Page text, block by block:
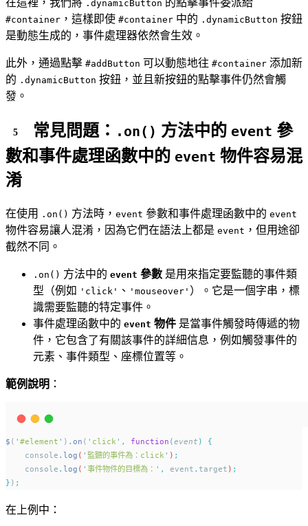
在這裡，我們將 .dynamicButton 的點擊事件委派給
#container ，這樣即使 #container 中的 .dynamicButton 按鈕
是動態生成的，事件處理器依然會生效。
此外，通過點擊 #addButton 可以動態地往 #container 添加新
的 .dynamicButton 按鈕，並且新按鈕的點擊事件仍然會觸
發。
常見問題： .on() 方法中的 event 參
數和事件處理函數中的 event 物件容易混
淆
在使用 .on() 方法時， event 參數和事件處理函數中的 event
物件容易讓人混淆，因為它們在語法上都是 event ，但用途卻
截然不同。
.on() 方法中的 event 參數 是用來指定要監聽的事件類
型（例如 'click' 、 'mouseover' ）。它是一個字串，標
識需要監聽的特定事件。
事件處理函數中的 event 物件 是當事件觸發時傳遞的物
件，它包含了有關該事件的詳細信息，例如觸發事件的
元素、事件類型、座標位置等。
範例說明 ：
$ ( ' #element ' ) . on ( ' click ' , function (event )
{
console . log ( ' 監聽的事件為：click ' ) ;
console . log ( ' 事件物件的目標為： ' , event . target ) ;
} ) ;
在上例中：